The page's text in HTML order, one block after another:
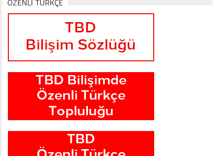
ÖZENLİ TÜRKÇE